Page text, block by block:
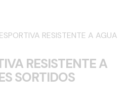
RESISTENTE A AGUA
RESISTENTE A
SORTIDOS